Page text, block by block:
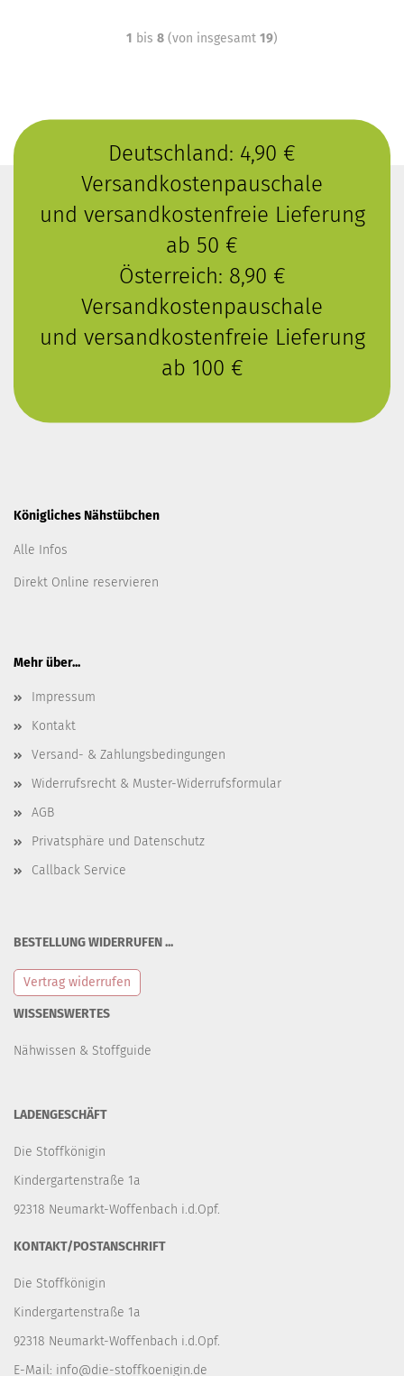
1 bis 8 (von insgesamt 19)
Deutschland: 4,90 €
Versandkostenpauschale
und versandkostenfreie Lieferung
ab 50 €
Österreich: 8,90 €
Versandkostenpauschale
und versandkostenfreie Lieferung
ab 100 €
Königliches Nähstübchen
Alle Infos
Direkt Online reservieren
Mehr über...
Impressum
Kontakt
Versand- & Zahlungsbedingungen
Widerrufsrecht & Muster-Widerrufsformular
AGB
Privatsphäre und Datenschutz
Callback Service
BESTELLUNG WIDERRUFEN ...
Vertrag widerrufen
WISSENSWERTES
Nähwissen & Stoffguide
LADENGESCHÄFT
Die Stoffkönigin
Kindergartenstraße 1a
92318 Neumarkt-Woffenbach i.d.Opf.
KONTAKT/POSTANSCHRIFT
Die Stoffkönigin
Kindergartenstraße 1a
92318 Neumarkt-Woffenbach i.d.Opf.
E-Mail: info@die-stoffkoenigin.de